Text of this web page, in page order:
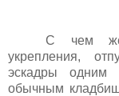
С чем же
укрепления,
эскадры
обычным